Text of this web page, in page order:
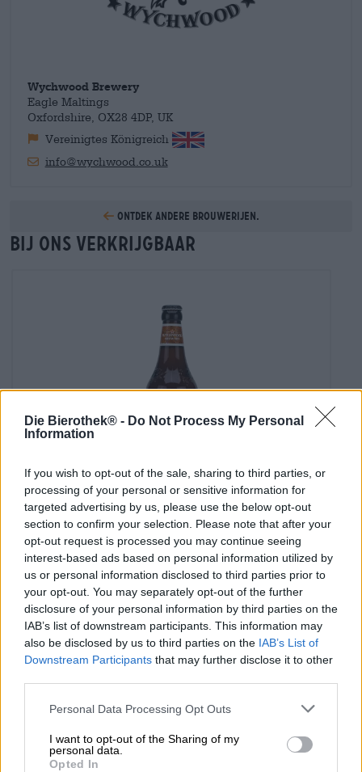
Die Bierothek® - Do Not Process My Personal
Information
If you wish to opt-out of the sale, sharing to third parties, or
processing of your personal or sensitive information for
targeted advertising by us, please use the below opt-out
section to confirm your selection. Please note that after your
opt-out request is processed you may continue seeing
interest-based ads based on personal information utilized by
us or personal information disclosed to third parties prior to
your opt-out. You may separately opt-out of the further
disclosure of your personal information by third parties on the
IAB’s list of downstream participants. This information may
also be disclosed by us to third parties on the IAB’s List of
Downstream Participants that may further disclose it to other
Personal Data Processing Opt Outs
I want to opt-out of the Sharing of my
personal data.
Opted In
Wychwood Brewery
Eagle Maltings
Oxfordshire, OX28 4DP, UK
Vereinigtes Königreich
info@wychwood.co.uk
Ontdek andere brouwerijen.
Bij ons verkrijgbaar
Andere stijlen
ginger beard
Wychwood
100% (7)
€ 3,99
EINWEG
0,50 L Fles - € 7,98 / LTR
Uitverkocht